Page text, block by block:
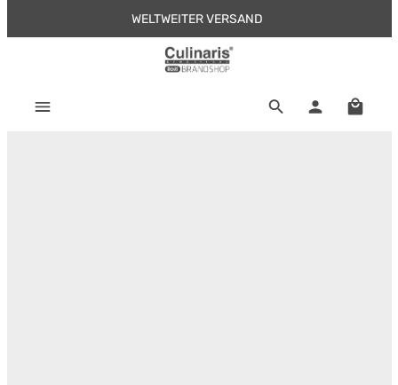
Zum Hauptinhalt springenWELTWEITER VERSAND